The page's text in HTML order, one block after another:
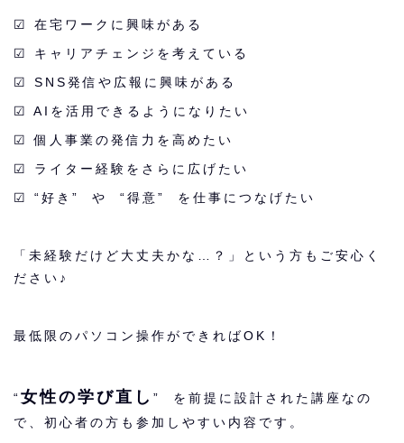
☑︎ 在宅ワークに興味がある
☑︎ キャリアチェンジを考えている
☑︎ SNS発信や広報に興味がある
☑︎ AIを活用できるようになりたい
☑︎ 個人事業の発信力を高めたい
☑︎ ライター経験をさらに広げたい
☑︎ “好き” や “得意” を仕事につなげたい
「未経験だけど大丈夫かな…？」という方もご安心く
ださい♪
最低限のパソコン操作ができればOK！
“女性の学び直し ” を前提に設計された講座なの
で、初心者の方も参加しやすい内容です。